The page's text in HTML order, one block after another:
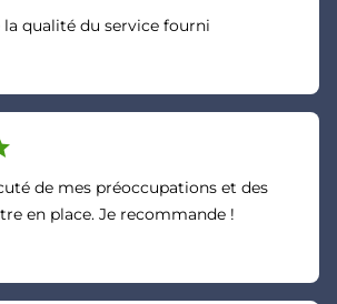
la qualité du service fourni
de mes préoccupations et des
en place. Je recommande !